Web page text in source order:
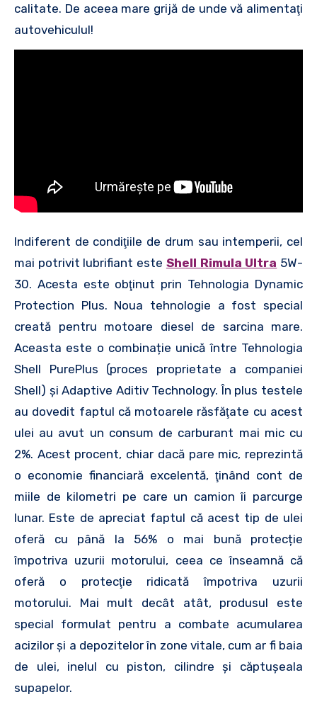
calitate. De aceea mare grijă de unde vă alimentaţi
autovehiculul!
Indiferent de condiţiile de drum sau intemperii, cel
mai potrivit lubrifiant este Shell Rimula Ultra 5W-
30. Acesta este obţinut prin Tehnologia Dynamic
Protection Plus. Noua tehnologie a fost special
creată pentru motoare diesel de sarcina mare.
Aceasta este o combinație unică între Tehnologia
Shell PurePlus (proces proprietate a companiei
Shell) şi Adaptive Aditiv Technology. În plus testele
au dovedit faptul că motoarele răsfăţate cu acest
ulei au avut un consum de carburant mai mic cu
2%. Acest procent, chiar dacă pare mic, reprezintă
o economie financiară excelentă, ţinând cont de
miile de kilometri pe care un camion îi parcurge
lunar. Este de apreciat faptul că acest tip de ulei
oferă cu până la 56% o mai bună protecție
împotriva uzurii motorului, ceea ce înseamnă că
oferă o protecţie ridicată împotriva uzurii
motorului. Mai mult decât atât, produsul este
special formulat pentru a combate acumularea
acizilor și a depozitelor în zone vitale, cum ar fi baia
de ulei, inelul cu piston, cilindre și căptușeala
supapelor.